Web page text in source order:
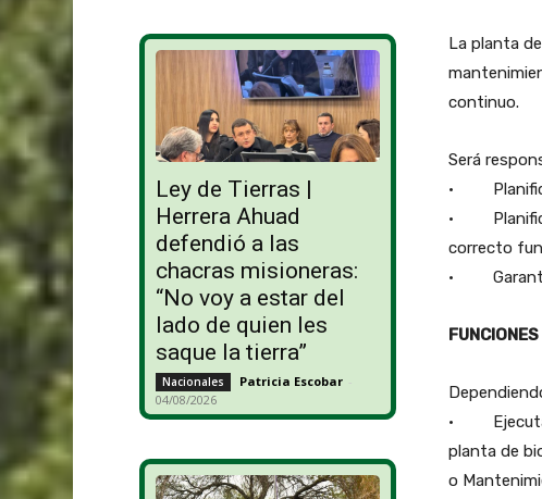
Ley de Tierras |
Herrera Ahuad
defendió a las
chacras misioneras:
“No voy a estar del
lado de quien les
saque la tierra”
Nacionales Patricia Escobar -
04/08/2026
La planta
continuo.
Será
•
• Planificar
correcto
•
FUNCIONES
• Ejecutar
planta de
o